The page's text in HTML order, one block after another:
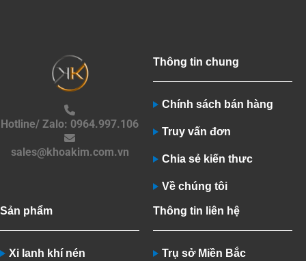
Hotline/ Zalo: 0964.997.106
sales@khoakim.com.vn
Thông tin chung
Chính sách bán hàng
Truy vấn đơn
Chia sẻ kiến thưc
Về chúng tôi
Sản phẩm
Xi lanh khí nén
Thông tin liên hệ
Trụ sở Miền Bắc